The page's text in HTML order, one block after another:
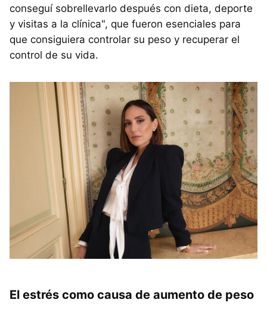
conseguí sobrellevarlo después con dieta, deporte
y visitas a la clínica", que fueron esenciales para
que consiguiera controlar su peso y recuperar el
control de su vida.
El estrés como causa de aumento de peso